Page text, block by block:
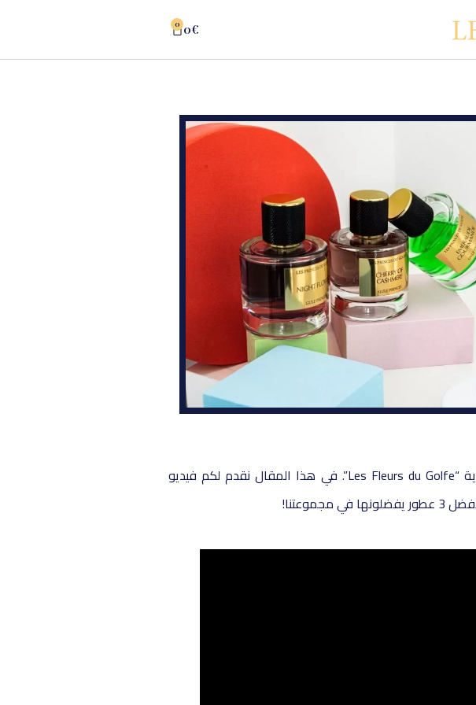
0€
0
في مقال سابق ، قدمنا ​​فيديو “BowTie FragranceGuy” الذي اختار خمسة عطور مفضلة لديه من علامتنا التجارية “Les Fleurs du Golfe”. في هذا المقال نقدم لكم فيديو